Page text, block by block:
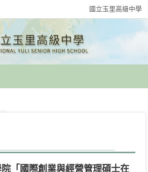
國立玉里高級中學
「國際創業與經營管理碩士在